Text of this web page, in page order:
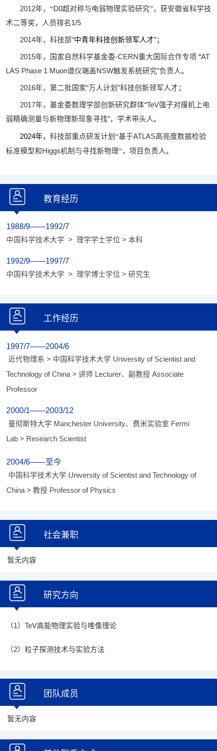
2012年，“D0超对称与电弱物理实验研究”，获安徽省科学技
术二等奖，人员排名1/5
2014年，科技部“中青年科技创新领军人才”；
2015年， 国家自然科学基金委-CERN重大国际合作专项 “AT
LAS Phase 1 Muon谱仪端盖NSW触发系统研究”负责人。
2016年，第二批国家“万人计划 ”科技创新领军人才；
2017年，基金委数理学部创新研究群体“TeV强子对撞机上电
弱精确测量与新物理新现象寻找”，学术带头人。
2024年， 科技部重点研发计划 “基于ATLAS高亮度数据检验
标准模型和 Higgs机制与寻找新物理”，项目负责人。
教育经历
1988/9——1992/7
中国科学技术大学 > 理学学士学位 > 本科
1992/9——1997/7
中国科学技术大学 > 理学博士学位 > 研究生
工作经历
1997/7——2004/6
近代物理系 > 中国科学技术大学 University of Scientist and
Technology of China > 讲师 Lecturer、副教授 Associate
Professor
2000/1——2003/12
曼彻斯特大学 Manchester University、费米实验室 Fermi
Lab > Research Scientist
2004/6——至今
中国科学技术大学 University of Scientist and Technology of
China > 教授 Professor of Physics
社会兼职
暂无内容
研究方向
（1）TeV高能物理实验与唯像理论
（2）粒子探测技术与实验方法
团队成员
暂无内容